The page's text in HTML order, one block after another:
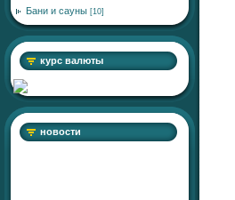
Бани и сауны [10]
курс валюты
новости